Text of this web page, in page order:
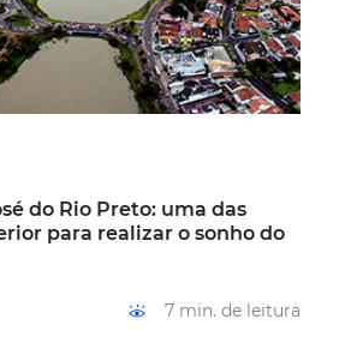
do Rio Preto: uma das
para realizar o sonho do
7 min. de leitura